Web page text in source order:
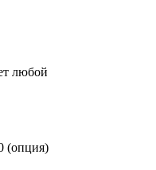
любой
(опция)